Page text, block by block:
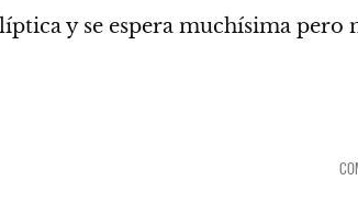
y se espera muchísima pero